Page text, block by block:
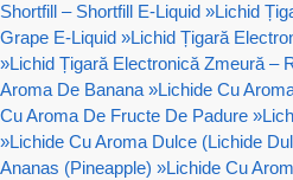
Shortfill – Shortfill E-Liquid »Lichid
Grape E-Liquid »Lichid Țigară
»Lichid Țigară Electronică Zmeură –
Aroma De Banana »Lichide Cu
Cu Aroma De Fructe De Padure »
»Lichide Cu Aroma Dulce (Lichide
Ananas (Pineapple) »Lichide Cu